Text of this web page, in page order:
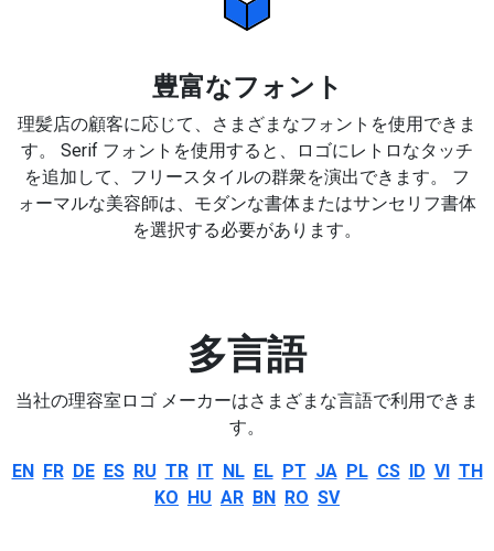
豊富なフォント
理髪店の顧客に応じて、さまざまなフォントを使用できま
す。 Serif フォントを使用すると、ロゴにレトロなタッチ
を追加して、フリースタイルの群衆を演出できます。 フ
ォーマルな美容師は、モダンな書体またはサンセリフ書体
を選択する必要があります。
多言語
当社の理容室ロゴ メーカーはさまざまな言語で利用できま
す。
EN FR DE ES RU TR IT NL EL PT JA PL CS ID VI TH
KO HU AR BN RO SV